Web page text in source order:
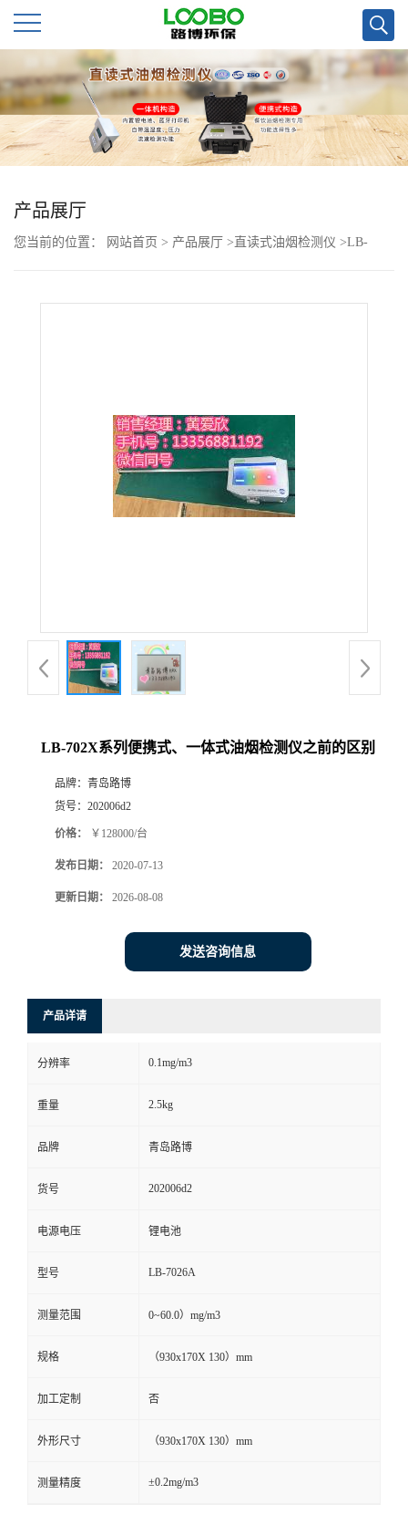
公
司
首
页
公
品
厅
系
言
产品展厅
您当前的位置： 网站首页 > 产品展厅 > 直读式油烟检测仪 >LB-
LB-702X系列便携式、一体式油烟检测仪之前的区别
品牌： 青岛路博
货号： 202006d2
价格： ￥128000/台
发布日期： 2020-07-13
更新日期： 2026-08-08
发送咨询信息
产品详请
分辨率 0.1mg/m3
重量 2.5kg
品牌 青岛路博
货号 202006d2
电源电压 锂电池
型号 LB-7026A
测量范围 0~60.0）mg/m3
规格 （930x170X 130）mm
加工定制 否
外形尺寸 （930x170X 130）mm
测量精度 ±0.2mg/m3